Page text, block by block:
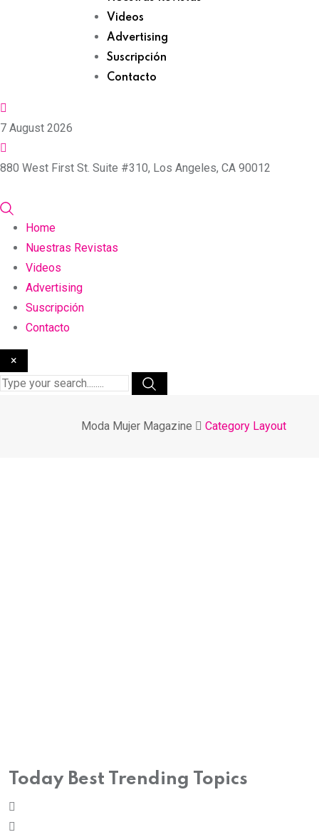
Videos
Advertising
Suscripción
Contacto
7 August 2026
880 West First St. Suite #310, Los Angeles, CA 90012
Home
Nuestras Revistas
Videos
Advertising
Suscripción
Contacto
×
Moda Mujer Magazine Category Layout
Today Best Trending Topics